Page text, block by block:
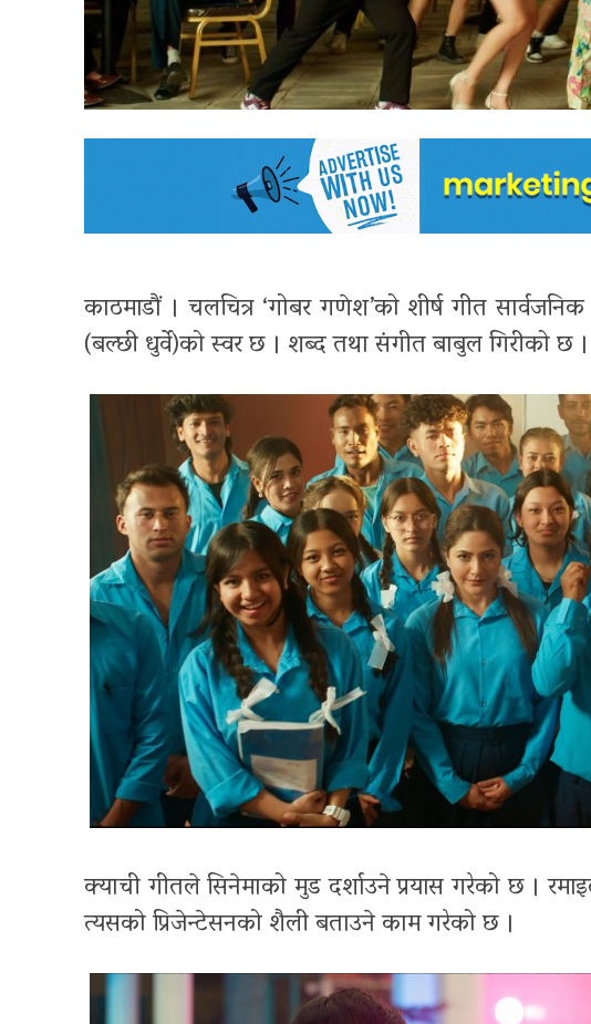
काठमाडौं । चलचित्र ‘गोबर गणेश’को शीर्ष गीत
(बल्छी धुर्वे)को स्वर छ । शब्द तथा संगीत बाबुल गिरीको छ ।
क्याची गीतले सिनेमाको मुड दर्शाउने प्रयास गरेको छ ।
त्यसको प्रिजेन्टेसनको शैली बताउने काम गरेको छ ।